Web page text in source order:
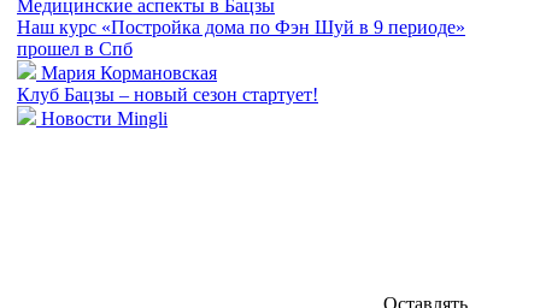
Медицинские аспекты в Бацзы
Наш курс «Постройка дома по Фэн Шуй в 9 периоде»
прошел в Спб
Мария Кормановская
Клуб Бацзы – новый сезон стартует!
Новости Mingli
Оставлять